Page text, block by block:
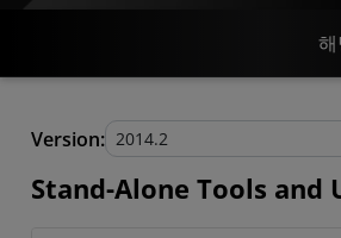
Stand-
Version:
Stand-Alone Tools and